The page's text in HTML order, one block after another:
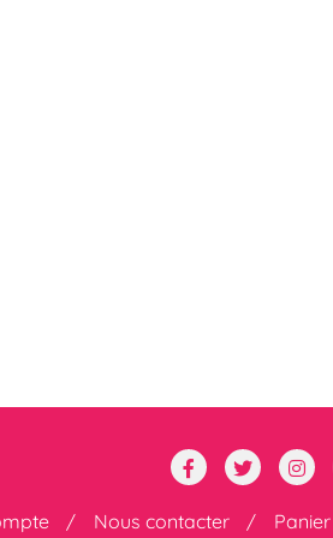
Nous contacter Panier